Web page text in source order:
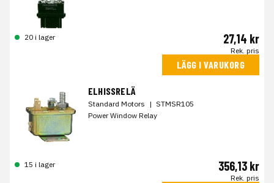
20 i lager 27,14 kr
Rek. pris
LÄGG I VARUKORG
ELHISSRELÄ
Standard Motors | STMSR105
Power Window Relay
15 i lager 356,13 kr
Rek. pris